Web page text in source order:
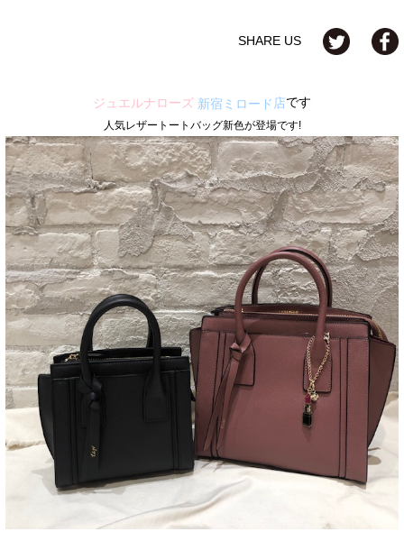
SHARE US
ジュエルナローズ 新宿ミロード 店です
人気レザートートバッグ新色が登場です!